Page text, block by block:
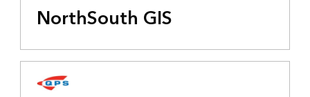
NorthSouth GIS